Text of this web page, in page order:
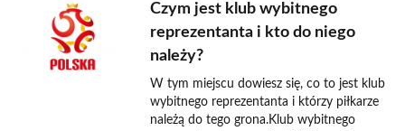
Czym jest klub wybitnego
reprezentanta i kto do niego
należy?
W tym miejscu dowiesz się, co to jest klub
wybitnego reprezentanta i którzy piłkarze
należą do tego grona.Klub wybitnego